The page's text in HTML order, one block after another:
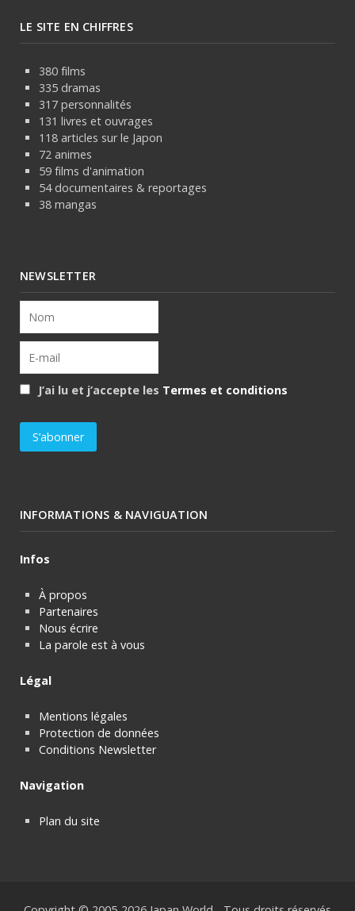
LE SITE EN CHIFFRES
380 films
335 dramas
317 personnalités
131 livres et ouvrages
118 articles sur le Japon
72 animes
59 films d'animation
54 documentaires & reportages
38 mangas
NEWSLETTER
J’ai lu et j’accepte les Termes et conditions
INFORMATIONS & NAVIGUATION
Infos
À propos
Partenaires
Nous écrire
La parole est à vous
Légal
Mentions légales
Protection de données
Conditions Newsletter
Navigation
Plan du site